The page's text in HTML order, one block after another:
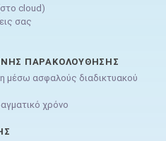
cloud)
σας
ΠΑΡΑΚΟΛΟΎΘΗΣΗΣ
μέσω ασφαλούς διαδικτυακού
χρόνο